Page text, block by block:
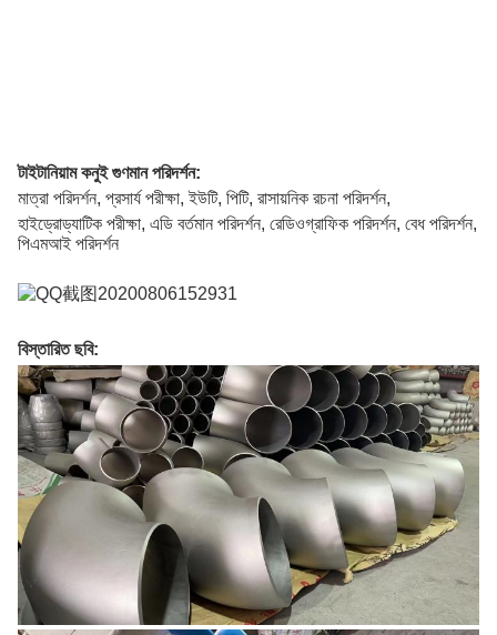
টাইটানিয়াম কনুই গুণমান পরিদর্শন:
মাত্রা পরিদর্শন, প্রসার্য পরীক্ষা, ইউটি, পিটি, রাসায়নিক রচনা পরিদর্শন,
হাইড্রোড্যাটিক পরীক্ষা, এডি বর্তমান পরিদর্শন, রেডিওগ্রাফিক পরিদর্শন, বেধ পরিদর্শন,
পিএমআই পরিদর্শন
বিস্তারিত ছবি: